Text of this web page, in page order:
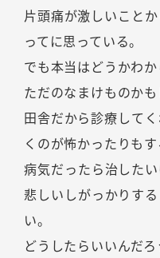
片頭痛が激しいこと
ってに思っている。
でも本当はどうかわか
ただのなまけものかも
田舎だから診療して
くのが怖かったりもす
病気だったら治した
悲しいしがっかりす
い。
どうしたらいいんだろ